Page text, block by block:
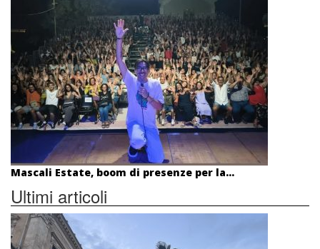
Mascali Estate, boom di presenze per la...
Ultimi articoli